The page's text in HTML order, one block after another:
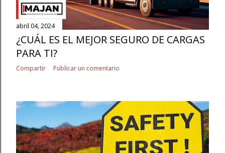
abril 04, 2024
¿CUÁL ES EL MEJOR SEGURO DE CARGAS
PARA TI?
Compartir Publicar un comentario